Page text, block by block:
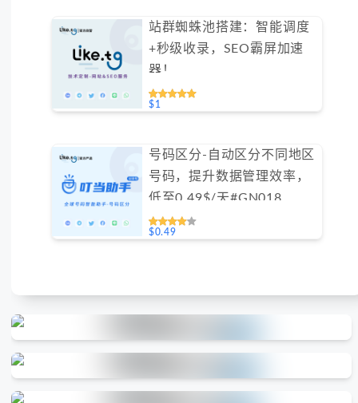
站群蜘蛛池搭建：智能调度
+秒级收录，SEO霸屏加速
器！
$1
号码区分-自动区分不同地区
号码，提升数据管理效率，
低至0.49$/天#GN018
$0.49